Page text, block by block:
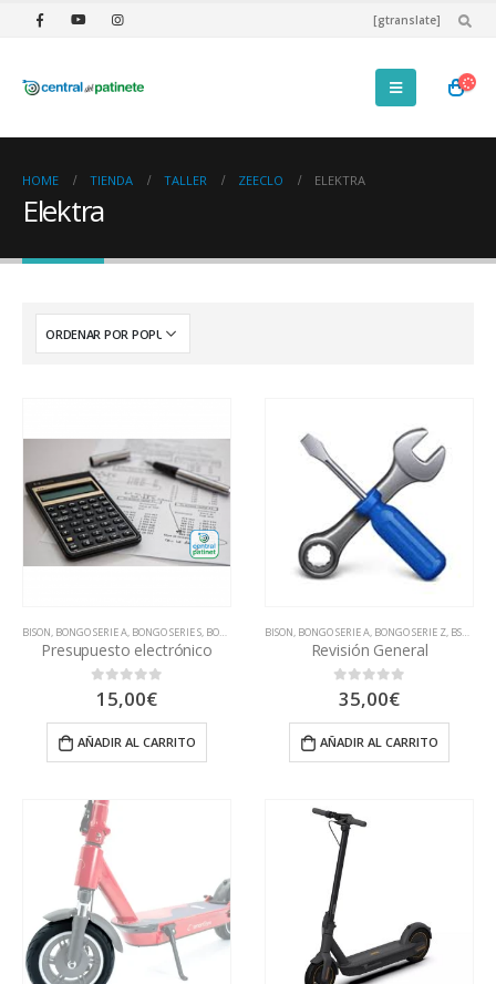
[gtranslate]
HOME TIENDA TALLER ZEECLO ELEKTRA
Elektra
BISON, BONGO SERIE A, BONGO SERIE S, BONGO SERIE Z ,BSK1000,CECOTEC,COUGAR,DUALTRON
Presupuesto electrónico
out of 5
15,00€
AÑADIR AL CARRITO
BISON, BONGO SERIE A, BONGO SERIE Z, BSK1000
Revisión General
0out of 5
35,00€
AÑADIR AL CARRITO